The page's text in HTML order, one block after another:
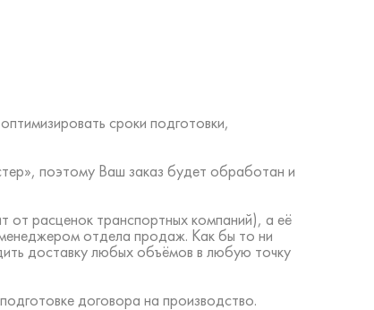
сроки подготовки,
поэтому Ваш заказ будет обработан и
от расценок транспортных компаний), а её
менеджером отдела продаж. Как бы то ни
доставку любых объёмов в любую точку
договора на производство.